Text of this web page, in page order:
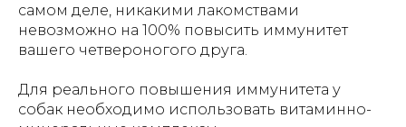
самом деле, никакими лакомствами
невозможно на 100% повысить иммунитет
вашего четвероногого друга.
Для реального повышения иммунитета у
собак необходимо использовать витаминно-